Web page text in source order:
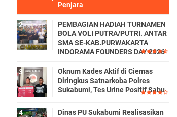
Penjara
PEMBAGIAN HADIAH TURNAMEN
BOLA VOLI PUTRA/PUTRI. ANTAR
SMA SE-KAB.PURWAKARTA
INDORAMA FOUNDERS DAY 2026
Oknum Kades Aktif di Ciemas
Diringkus Satnarkoba Polres
Sukabumi, Tes Urine Positif Sabu
Dinas PU Sukabumi Realisasikan